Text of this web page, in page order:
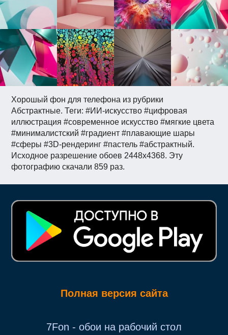
Хорошый фон для телефона из рубрики
Абстрактные. Теги: #ИИ-искусство #цифровая
иллюстрация #современное искусство #мягкие цвета
#минималистский #градиент #плавающие шары
#сферы #3D-рендеринг #пастель #абстрактный.
Исходное разрешение обоев 2448x4368. Эту
фотографию скачали 859 раз.
Полная версия сайта
7Fon - обои на рабочий стол